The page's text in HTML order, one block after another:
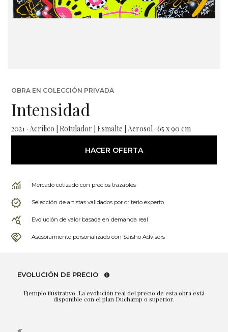
OBRA EN COLECCIÓN PRIVADA
Intensidad
2021 · Acrílico | Rotulador | Esmalte | Aerosol · 65 x 90 cm
HACER OFERTA
Mercado cotizado con precios trazables
Selección de artistas validados por criterio experto
Evolución de valor basada en demanda real
Asesoramiento personalizado con Saisho Advisors
EVOLUCIÓN DE PRECIO
Ejemplo ilustrativo. La evolución real del precio de esta obra está
disponible con el plan Duchamp o superior.